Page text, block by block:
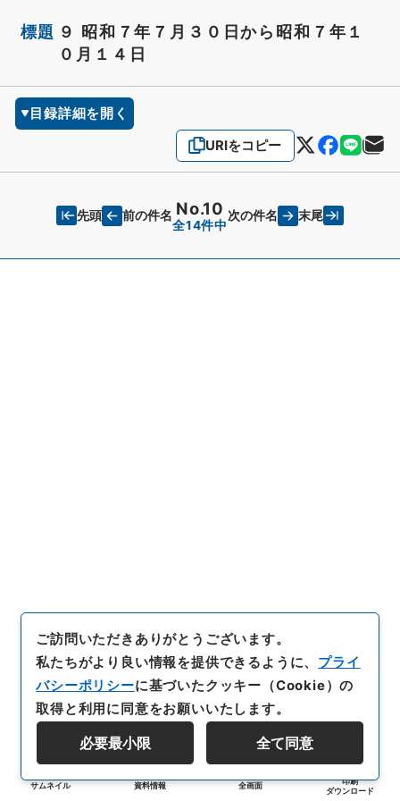
標題 ９ 昭和７年７月３０日から昭和７年１
０月１４日
目録詳細を開く
URIをコピー
先頭 前の件名 No.10
全14件中
次の件名 末尾
サムネイル 資料情報 全画面
印刷
ダウンロード
ご訪問いただきありがとうございます。
私たちがより良い情報を提供できるように、 プライ
バシーポリシーに基づいたクッキー（Cookie）の
取得と利用に同意をお願いいたします。
必要最小限 全て同意